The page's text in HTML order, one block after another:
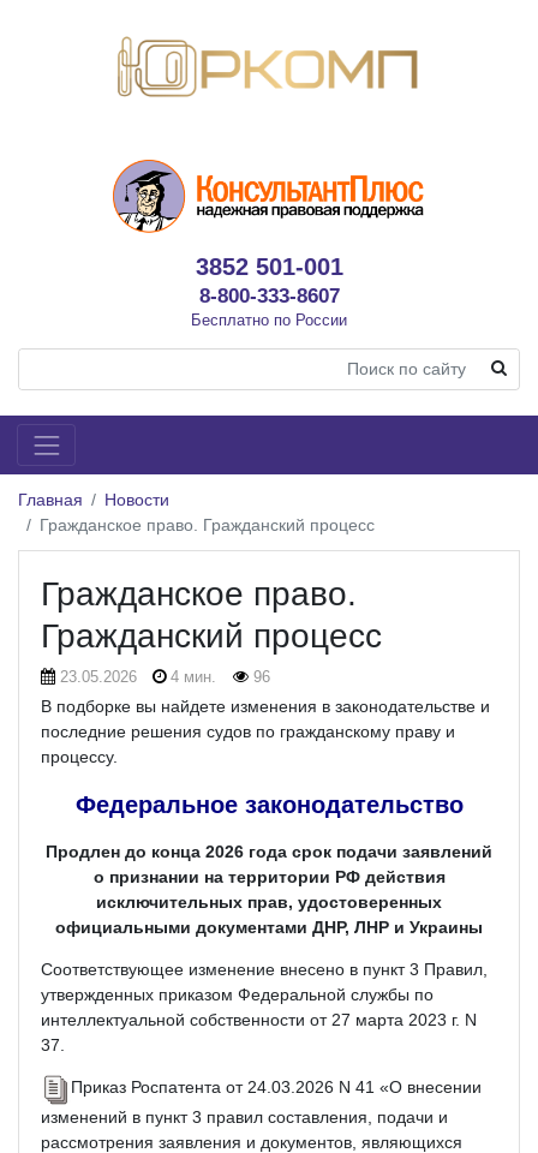
3852 501-001
8-800-333-8607
Бесплатно по России
Главная
Новости
Гражданское право. Гражданский процесс
Гражданское право.
Гражданский процесс
23.05.2026 4 мин. 96
В подборке вы найдете изменения в законодательстве и
последние решения судов по гражданскому праву и
процессу.
Федеральное законодательство
Продлен до конца 2026 года срок подачи заявлений
о признании на территории РФ действия
исключительных прав, удостоверенных
официальными документами ДНР, ЛНР и Украины
Соответствующее изменение внесено в пункт 3 Правил,
утвержденных приказом Федеральной службы по
интеллектуальной собственности от 27 марта 2023 г. N
37.
Приказ Роспатента от 24.03.2026 N 41 «О внесении
изменений в пункт 3 правил составления, подачи и
рассмотрения заявления и документов, являющихся